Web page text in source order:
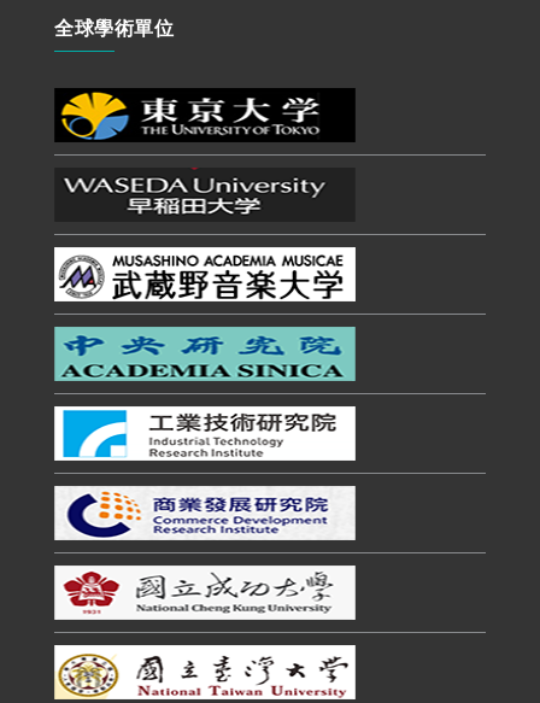
全球學術單位